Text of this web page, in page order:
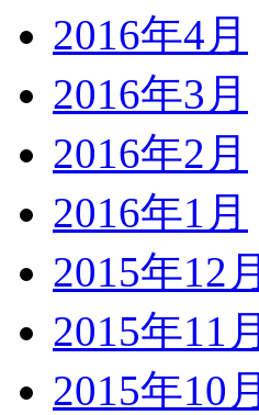
2016年4月
2016年3月
2016年2月
2016年1月
2015年12月
2015年11月
2015年10月